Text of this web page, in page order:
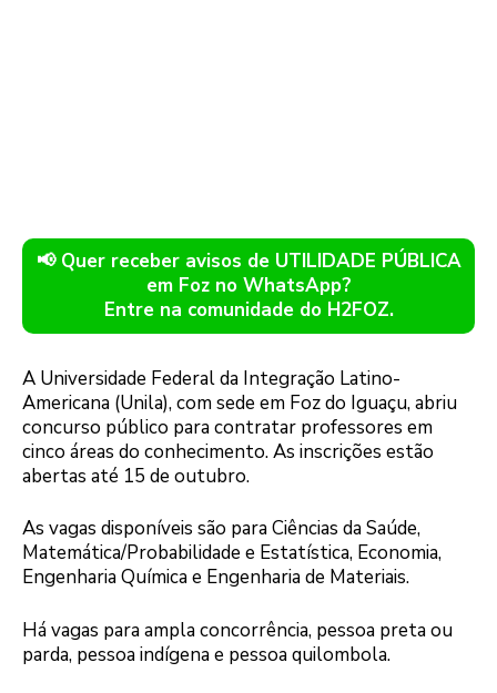
📢 Quer receber avisos de UTILIDADE PÚBLICA
em Foz no WhatsApp?
Entre na comunidade do H2FOZ.
A Universidade Federal da Integração Latino-
Americana (Unila), com sede em Foz do Iguaçu, abriu
concurso público para contratar professores em
cinco áreas do conhecimento. As inscrições estão
abertas até 15 de outubro.
As vagas disponíveis são para Ciências da Saúde,
Matemática/Probabilidade e Estatística, Economia,
Engenharia Química e Engenharia de Materiais.
Há vagas para ampla concorrência, pessoa preta ou
parda, pessoa indígena e pessoa quilombola.